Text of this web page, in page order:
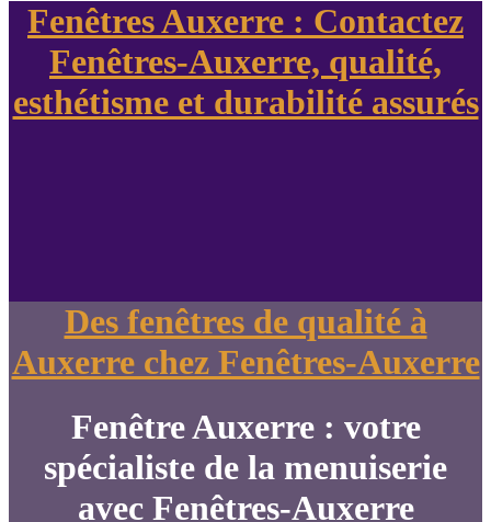
Fenêtres Auxerre : Contactez
Fenêtres-Auxerre, qualité,
esthétisme et durabilité assurés
Des fenêtres de qualité à
Auxerre chez Fenêtres-Auxerre
Fenêtre Auxerre : votre
spécialiste de la menuiserie
avec Fenêtres-Auxerre